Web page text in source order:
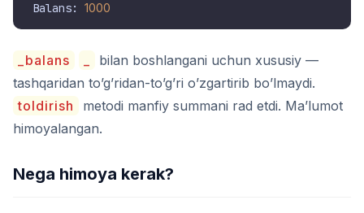
Balans: 1000
_balans _
bilan boshlangani uchun xususiy —
tashqaridan to’g’ridan-to’g’ri o’zgartirib bo’lmaydi.
toldirish
metodi manfiy summani rad etdi. Ma’lumot
himoyalangan.
Nega himoya kerak?